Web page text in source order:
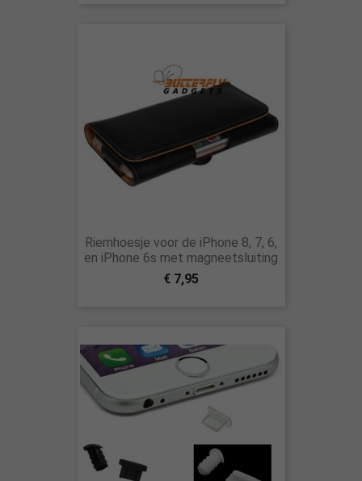
Riemhoesje voor de iPhone 8, 7, 6,
en iPhone 6s met magneetsluiting
€ 7,95